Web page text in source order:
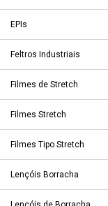
EPIs
Feltros Industriais
Filmes de Stretch
Filmes Stretch
Filmes Tipo Stretch
Lençóis Borracha